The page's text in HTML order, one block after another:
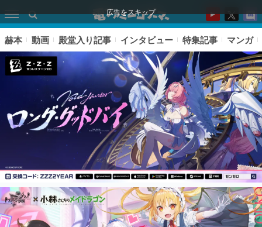
広告をスキップ
ピックアップ
赫本 動画 殿堂入り記事 インタビュー 特集記事 マンガ